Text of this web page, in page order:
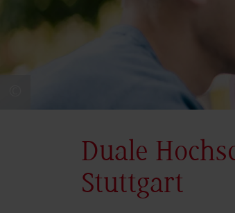
Duale
Stuttgart